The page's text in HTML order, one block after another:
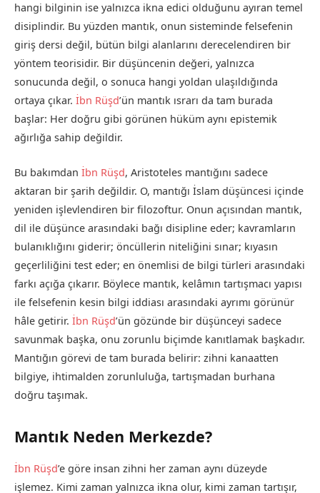
hangi bilginin ise yalnızca ikna edici olduğunu ayıran temel
disiplindir. Bu yüzden mantık, onun sisteminde felsefenin
giriş dersi değil, bütün bilgi alanlarını derecelendiren bir
yöntem teorisidir. Bir düşüncenin değeri, yalnızca
sonucunda değil, o sonuca hangi yoldan ulaşıldığında
ortaya çıkar. İbn Rüşd’ün mantık ısrarı da tam burada
başlar: Her doğru gibi görünen hüküm aynı epistemik
ağırlığa sahip değildir.
Bu bakımdan İbn Rüşd, Aristoteles mantığını sadece
aktaran bir şarih değildir. O, mantığı İslam düşüncesi içinde
yeniden işlevlendiren bir filozoftur. Onun açısından mantık,
dil ile düşünce arasındaki bağı disipline eder; kavramların
bulanıklığını giderir; öncüllerin niteliğini sınar; kıyasın
geçerliliğini test eder; en önemlisi de bilgi türleri arasındaki
farkı açığa çıkarır. Böylece mantık, kelâmın tartışmacı yapısı
ile felsefenin kesin bilgi iddiası arasındaki ayrımı görünür
hâle getirir. İbn Rüşd’ün gözünde bir düşünceyi sadece
savunmak başka, onu zorunlu biçimde kanıtlamak başkadır.
Mantığın görevi de tam burada belirir: zihni kanaatten
bilgiye, ihtimalden zorunluluğa, tartışmadan burhana
doğru taşımak.
Mantık Neden Merkezde?
İbn Rüşd’e göre insan zihni her zaman aynı düzeyde
işlemez. Kimi zaman yalnızca ikna olur, kimi zaman tartışır,